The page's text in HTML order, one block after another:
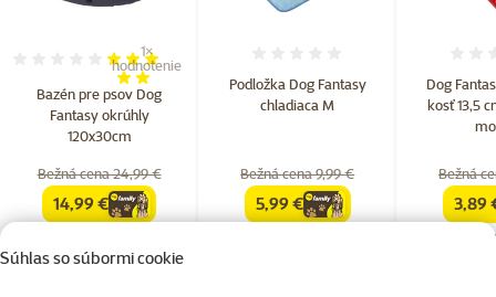
Súhlas so súbormi cookie
Bazén pre psov Dog
Fantasy okrúhly
120x30cm
Hodnotenie 60%, počet hodnotení: 1
1×
hodnotenie
Bežná cena 24,99 €
familycena
14,99 €
detail
Podložka Dog Fantasy
chladiaca M
Bežná cena 9,99 €
familycena
5,99 €
Dog
kosť 13,5
Bežná
3,89